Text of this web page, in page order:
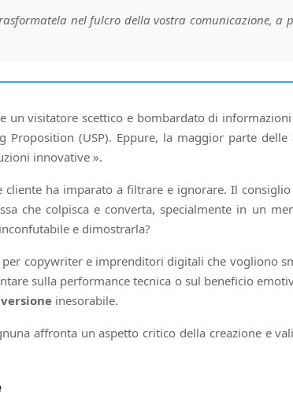
nel fulcro della vostra comunicazione,
un visitatore scettico e bombardato di
(USP). Eppure, la maggior parte
innovative ».
ha imparato a filtrare e ignorare. Il
che colpisca e converta, specialmente in un
inconfutabile e dimostrarla?
copywriter e imprenditori digitali che vogliono
sulla performance tecnica o sul beneficio
inesorabile.
affronta un aspetto critico della creazione e